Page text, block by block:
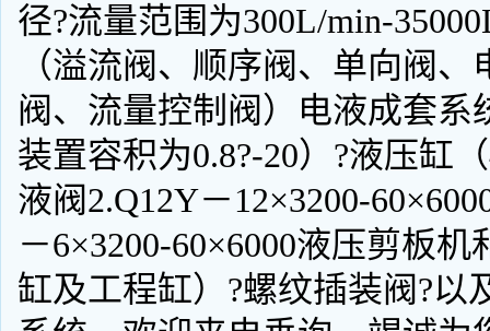
径?流量范围为300L/min-
（溢流阀、顺序阀、单向阀
阀、流量控制阀）电液成套
装置容积为0.8?-20）?液压缸
液阀2.Q12Y－12×3200-
－6×3200-60×6000液压剪板
缸及工程缸）?螺纹插装阀?